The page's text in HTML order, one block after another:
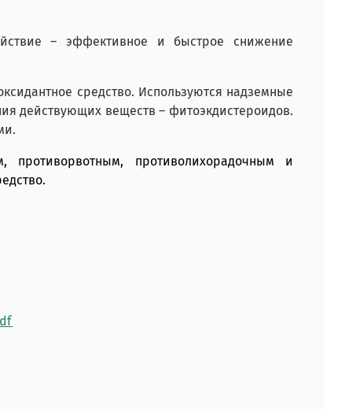
– эффективное и быстрое снижение
средство. Используются надземные
действующих веществ – фитоэкдистероидов.
противорвотным, противолихорадочным и